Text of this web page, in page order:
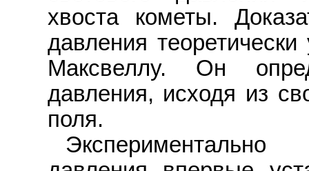
хвоста кометы.
давления
Максвеллу. Он
давления, исходя из
поля.
Экспериментально